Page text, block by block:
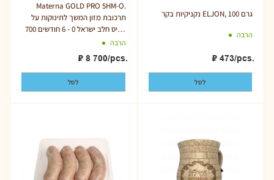
Materna GOLD PRO 5HM-O.
תרכובת מזון המשך לתינוקות על
בסיס חלב ישראל 0 - 6 חודשים 700
גרם
הרבה
₽ 8 700/pcs.
לסל
נקניקיות בקר ELJON, 100 גרם
הרבה
₽ 473/pcs.
לסל